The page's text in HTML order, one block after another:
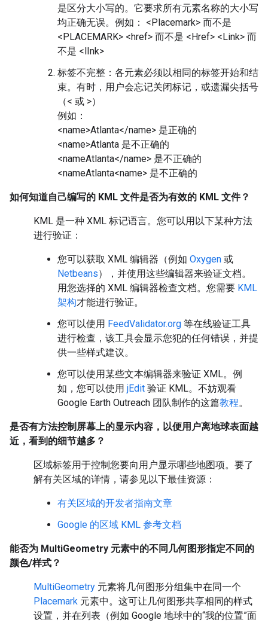
是区分大小写的。它要求所有元素名称的大小写
均正确无误。例如： <Placemark> 而不是
<PLACEMARK> <href> 而不是 <Href> <Link> 而
不是 <lInk>
标签不完整：各元素必须以相同的标签开始和结
束。有时，用户会忘记关闭标记，或遗漏尖括号
（< 或 >）
例如：
<name>Atlanta</name> 是正确的
<name>Atlanta 是不正确的
<nameAtlanta</name> 是不正确的
<nameAtlanta<name> 是不正确的
如何知道自己编写的 KML 文件是否为有效的 KML 文件？
KML 是一种 XML 标记语言。您可以用以下某种方法
进行验证：
您可以获取 XML 编辑器（例如 Oxygen 或
Netbeans），并使用这些编辑器来验证文档。
用您选择的 XML 编辑器检查文档。您需要 KML
架构才能进行验证。
您可以使用 FeedValidator.org 等在线验证工具
进行检查，该工具会显示您犯的任何错误，并提
供一些样式建议。
您可以使用某些文本编辑器来验证 XML。例
如，您可以使用 jEdit 验证 KML。不妨观看
Google Earth Outreach 团队制作的这篇教程。
是否有方法控制屏幕上的显示内容，以便用户离地球表面越
近，看到的细节越多？
区域标签用于控制您要向用户显示哪些地图项。要了
解有关区域的详情，请参见以下最佳资源：
有关区域的开发者指南文章
Google 的区域 KML 参考文档
能否为 MultiGeometry 元素中的不同几何图形指定不同的
颜色/样式？
MultiGeometry 元素将几何图形分组集中在同一个
Placemark 元素中。这可让几何图形共享相同的样式
设置，并在列表（例如 Google 地球中的“我的位置”面